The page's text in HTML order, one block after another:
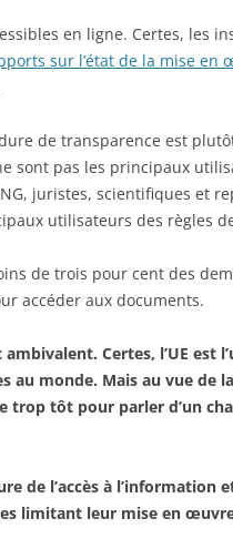
en ligne. Certes, les
sur l’état de la mise en
de transparence est
sont pas les principaux
juristes, scientifiques et
utilisateurs des règles
de trois pour cent des
accéder aux documents.
Certes, l’UE est
au monde. Mais au vue de
trop tôt pour parler d’un
de l’accès à l’information
limitant leur mise en